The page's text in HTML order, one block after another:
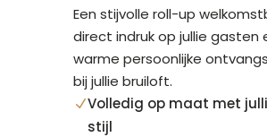
Een stijvolle roll-up
direct indruk op jullie gasten
warme persoonlijke
bij jullie bruiloft.
NVolledig op maat met
stijl